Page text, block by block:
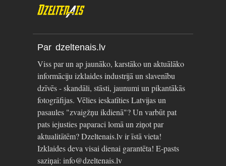
Par dzeltenais.lv
Viss par un ap jaunāko, karstāko un aktuālāko
informāciju izklaides industrijā un slavenību
dzīvēs - skandāli, stāsti, jaunumi un pikantākās
fotogrāfijas. Vēlies ieskatīties Latvijas un
pasaules "zvaigžņu ikdienā"? Un varbūt pat
pats iejusties paparaci lomā un ziņot par
aktualitātēm? Dzeltenais.lv ir īstā vieta!
Izklaides deva visai dienai garantēta! E-pasts
saziņai: info@dzeltenais.lv